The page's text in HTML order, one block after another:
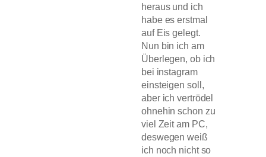
heraus und ich
habe es erstmal
auf Eis gelegt.
Nun bin ich am
Überlegen, ob ich
bei instagram
einsteigen soll,
aber ich vertrödel
ohnehin schon zu
viel Zeit am PC,
deswegen weiß
ich noch nicht so